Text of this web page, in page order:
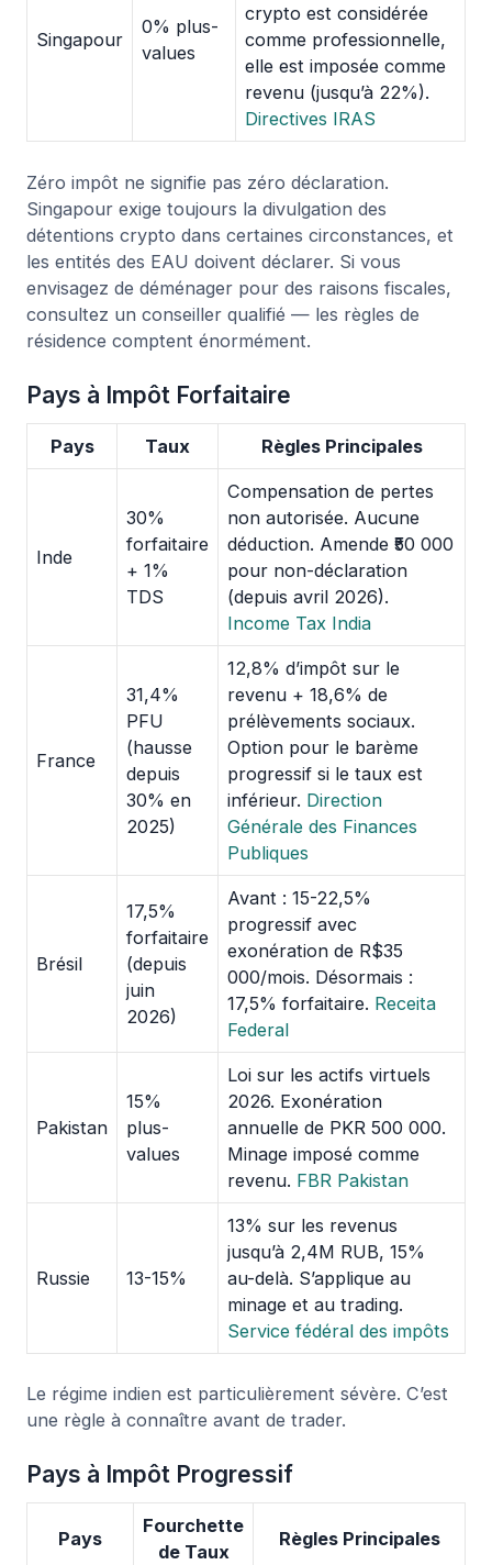
Singapour
0% plus-
values
crypto est considérée
comme professionnelle,
elle est imposée comme
revenu (jusqu’à 22%).
Directives IRAS
Zéro impôt ne signifie pas zéro déclaration.
Singapour exige toujours la divulgation des
détentions crypto dans certaines circonstances, et
les entités des EAU doivent déclarer. Si vous
envisagez de déménager pour des raisons fiscales,
consultez un conseiller qualifié — les règles de
résidence comptent énormément.
Pays à Impôt Forfaitaire
Pays Taux Règles Principales
Inde
30%
forfaitaire
+ 1%
TDS
Compensation de pertes
non autorisée. Aucune
déduction. Amende ₹50 000
pour non-déclaration
(depuis avril 2026).
Income Tax India
France
31,4%
PFU
(hausse
depuis
30% en
2025)
12,8% d’impôt sur le
revenu + 18,6% de
prélèvements sociaux.
Option pour le barème
progressif si le taux est
inférieur. Direction
Générale des Finances
Publiques
Brésil
17,5%
forfaitaire
(depuis
juin
2026)
Avant : 15-22,5%
progressif avec
exonération de R$35
000/mois. Désormais :
17,5% forfaitaire. Receita
Federal
Pakistan
15%
plus-
values
Loi sur les actifs virtuels
2026. Exonération
annuelle de PKR 500 000.
Minage imposé comme
revenu. FBR Pakistan
Russie 13-15%
13% sur les revenus
jusqu’à 2,4M RUB, 15%
au-delà. S’applique au
minage et au trading.
Service fédéral des impôts
Le régime indien est particulièrement sévère. C’est
une règle à connaître avant de trader.
Pays à Impôt Progressif
Pays
Fourchette
de Taux
Règles Principales